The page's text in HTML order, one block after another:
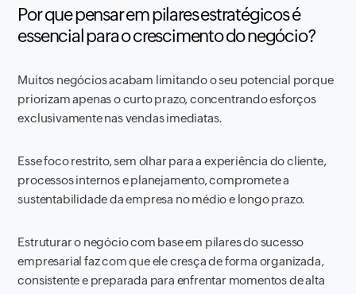
Por que pensar em pilares estratégicos é
essencial para o crescimento do negócio?
Muitos negócios acabam limitando o seu potencial porque
priorizam apenas o curto prazo, concentrando esforços
exclusivamente nas vendas imediatas.
Esse foco restrito, sem olhar para a experiência do cliente,
processos internos e planejamento, compromete a
sustentabilidade da empresa no médio e longo prazo.
Estruturar o negócio com base em pilares do sucesso
empresarial faz com que ele cresça de forma organizada,
consistente e preparada para enfrentar momentos de alta